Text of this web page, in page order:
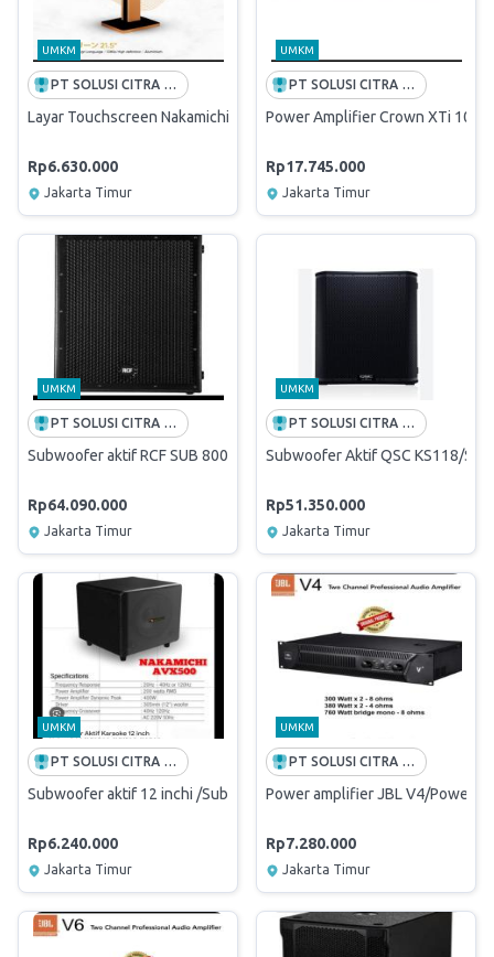
UMKM
PT SOLUSI CITRA OPPORTUNITY -FREE ONGKIR INDONESIA
Layar Touchscreen Nakamichi ENVY/Layar nakamichi envy 21.5 inchi
Rp6.630.000
Jakarta Timur
UMKM
PT SOLUSI CITRA OPPORTUNITY -FREE ONGKIR INDONESIA
Power Amplifier Crown XTi
Rp17.745.000
Jakarta Timur
UMKM
PT SOLUSI CITRA OPPORTUNITY -FREE ONGKIR INDONESIA
Subwoofer aktif RCF SUB 8004 AS/Subwoofer rcf sub 8004as 18
Rp64.090.000
Jakarta Timur
UMKM
PT SOLUSI CITRA OPPORTUNITY -FREE ONGKIR INDONESIA
Subwoofer Aktif QSC KS118/
Rp51.350.000
Jakarta Timur
UMKM
PT SOLUSI CITRA OPPORTUNITY -FREE ONGKIR INDONESIA
Subwoofer aktif 12 inchi /Subwoofer nakamichi avx500 original
Rp6.240.000
Jakarta Timur
UMKM
PT SOLUSI CITRA OPPORTUNITY -FREE ONGKIR INDONESIA
Power amplifier JBL V4/Power
Rp7.280.000
Jakarta Timur